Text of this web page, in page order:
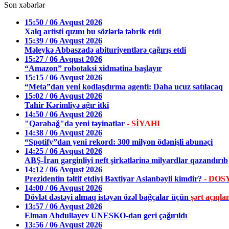
Son xəbərlər
15:50 / 06 Avqust 2026
Xalq artisti qızını bu sözlərlə təbrik etdi
15:39 / 06 Avqust 2026
Məleykə Abbaszadə abituriyentlərə çağırış etdi
15:27 / 06 Avqust 2026
“Amazon” robotaksi xidmətinə başlayır
15:15 / 06 Avqust 2026
“Meta”dan yeni kodlaşdırma agenti: Daha ucuz satılacaq
15:02 / 06 Avqust 2026
Tahir Kərimliyə ağır itki
14:50 / 06 Avqust 2026
"Qarabağ"da yeni təyinatlar - SİYAHI
14:38 / 06 Avqust 2026
“Spotify”dan yeni rekord: 300 milyon ödənişli abunəçi
14:25 / 06 Avqust 2026
ABŞ-İran gərginliyi neft şirkətlərinə milyardlar qazandırıb
14:12 / 06 Avqust 2026
Prezidentin təltif etdiyi Bəxtiyar Aslanbəyli kimdir? -
14:00 / 06 Avqust 2026
Dövlət dəstəyi almaq istəyən özəl bağçalar üçün şərt
13:57 / 06 Avqust 2026
Elman Abdullayev UNESKO-dan geri çağırıldı
13:56 / 06 Avqust 2026